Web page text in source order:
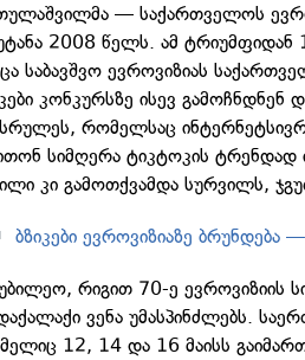
— საქართველოს
2008 წელს. ამ ტრიუმფიდან
საბავშვო ევროვიზიას
კონკურსზე ისევ გამოჩნდნენ
რომელსაც
სიმღერა ტიკტოკის ტრენდად
კი გამოთქვამდა სურვილს,
ბზიკები ევროვიზიაზე
რიგით 70-ე ევროვიზიის
ვენა უმასპინძლებს.
12, 14 და 16 მაისს